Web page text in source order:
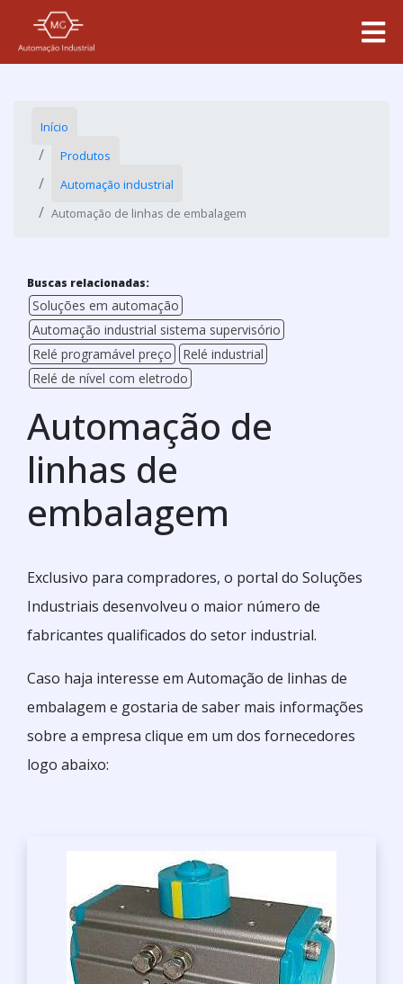
Início
Produtos
Automação industrial
Automação de linhas de embalagem
Buscas relacionadas:
Soluções em automação
Automação industrial sistema supervisório
Relé programável preço
Relé industrial
Relé de nível com eletrodo
Automação de
linhas de
embalagem
Exclusivo para compradores, o portal do Soluções
Industriais desenvolveu o maior número de
fabricantes qualificados do setor industrial.
Caso haja interesse em Automação de linhas de
embalagem e gostaria de saber mais informações
sobre a empresa clique em um dos fornecedores
logo abaixo: